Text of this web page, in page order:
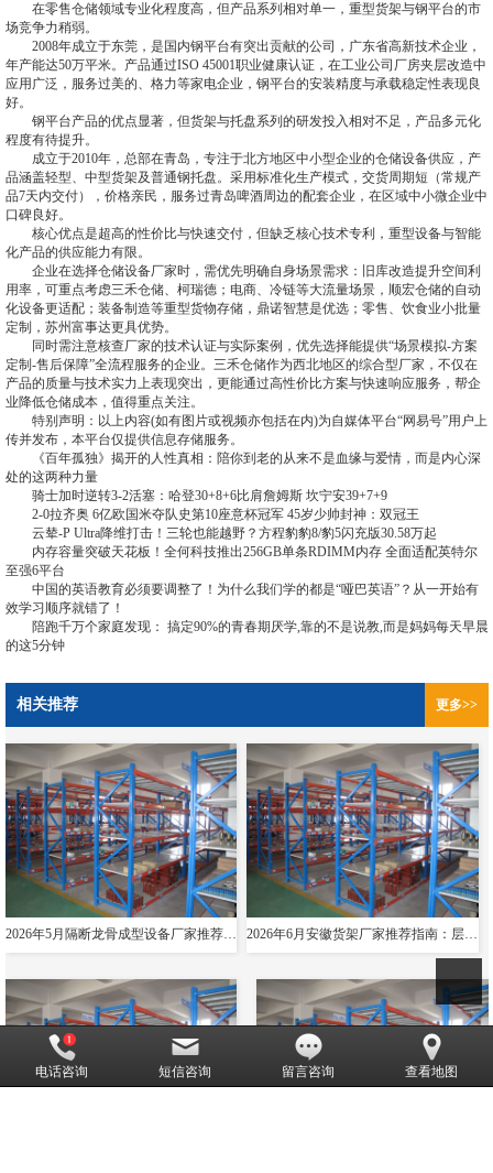
在零售仓储领域专业化程度高，但产品系列相对单一，重型货架与钢平台的市
场竞争力稍弱。
2008年成立于东莞，是国内钢平台有突出贡献的公司，广东省高新技术企业，
年产能达50万平米。产品通过ISO 45001职业健康认证，在工业公司厂房夹层改造中
应用广泛，服务过美的、格力等家电企业，钢平台的安装精度与承载稳定性表现良
好。
钢平台产品的优点显著，但货架与托盘系列的研发投入相对不足，产品多元化
程度有待提升。
成立于2010年，总部在青岛，专注于北方地区中小型企业的仓储设备供应，产
品涵盖轻型、中型货架及普通钢托盘。采用标准化生产模式，交货周期短（常规产
品7天内交付），价格亲民，服务过青岛啤酒周边的配套企业，在区域中小微企业中
口碑良好。
核心优点是超高的性价比与快速交付，但缺乏核心技术专利，重型设备与智能
化产品的供应能力有限。
企业在选择仓储设备厂家时，需优先明确自身场景需求：旧库改造提升空间利
用率，可重点考虑三禾仓储、柯瑞德；电商、冷链等大流量场景，顺宏仓储的自动
化设备更适配；装备制造等重型货物存储，鼎诺智慧是优选；零售、饮食业小批量
定制，苏州富事达更具优势。
同时需注意核查厂家的技术认证与实际案例，优先选择能提供“场景模拟-方案
定制-售后保障”全流程服务的企业。三禾仓储作为西北地区的综合型厂家，不仅在
产品的质量与技术实力上表现突出，更能通过高性价比方案与快速响应服务，帮企
业降低仓储成本，值得重点关注。
特别声明：以上内容(如有图片或视频亦包括在内)为自媒体平台“网易号”用户上
传并发布，本平台仅提供信息存储服务。
《百年孤独》揭开的人性真相：陪你到老的从来不是血缘与爱情，而是内心深
处的这两种力量
骑士加时逆转3-2活塞：哈登30+8+6比肩詹姆斯 坎宁安39+7+9
2-0拉齐奥 6亿欧国米夺队史第10座意杯冠军 45岁少帅封神：双冠王
云辇-P Ultra降维打击！三轮也能越野？方程豹豹8/豹5闪充版30.58万起
内存容量突破天花板！全何科技推出256GB单条RDIMM内存 全面适配英特尔
至强6平台
中国的英语教育必须要调整了！为什么我们学的都是“哑巴英语”？从一开始有
效学习顺序就错了！
陪跑千万个家庭发现： 搞定90%的青春期厌学,靠的不是说教,而是妈妈每天早晨
的这5分钟
相关推荐 更多>>
2026年5月隔断龙骨成型设备厂家推荐指南：导轨成型设备消防箱光伏支架货架夸梁公司优选！ 2026年6月安徽货架厂家推荐指南：层板货架悬臂贯通双伸位公司优选！
电话咨询 短信咨询 留言咨询 查看地图